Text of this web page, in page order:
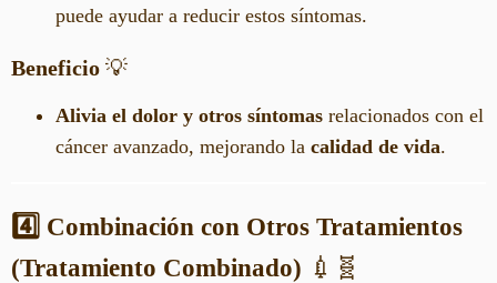
puede ayudar a reducir estos síntomas.
Beneficio 💡
Alivia el dolor y otros síntomas relacionados con el
cáncer avanzado, mejorando la calidad de vida.
4️⃣ Combinación con Otros Tratamientos
(Tratamiento Combinado) 💉🧬